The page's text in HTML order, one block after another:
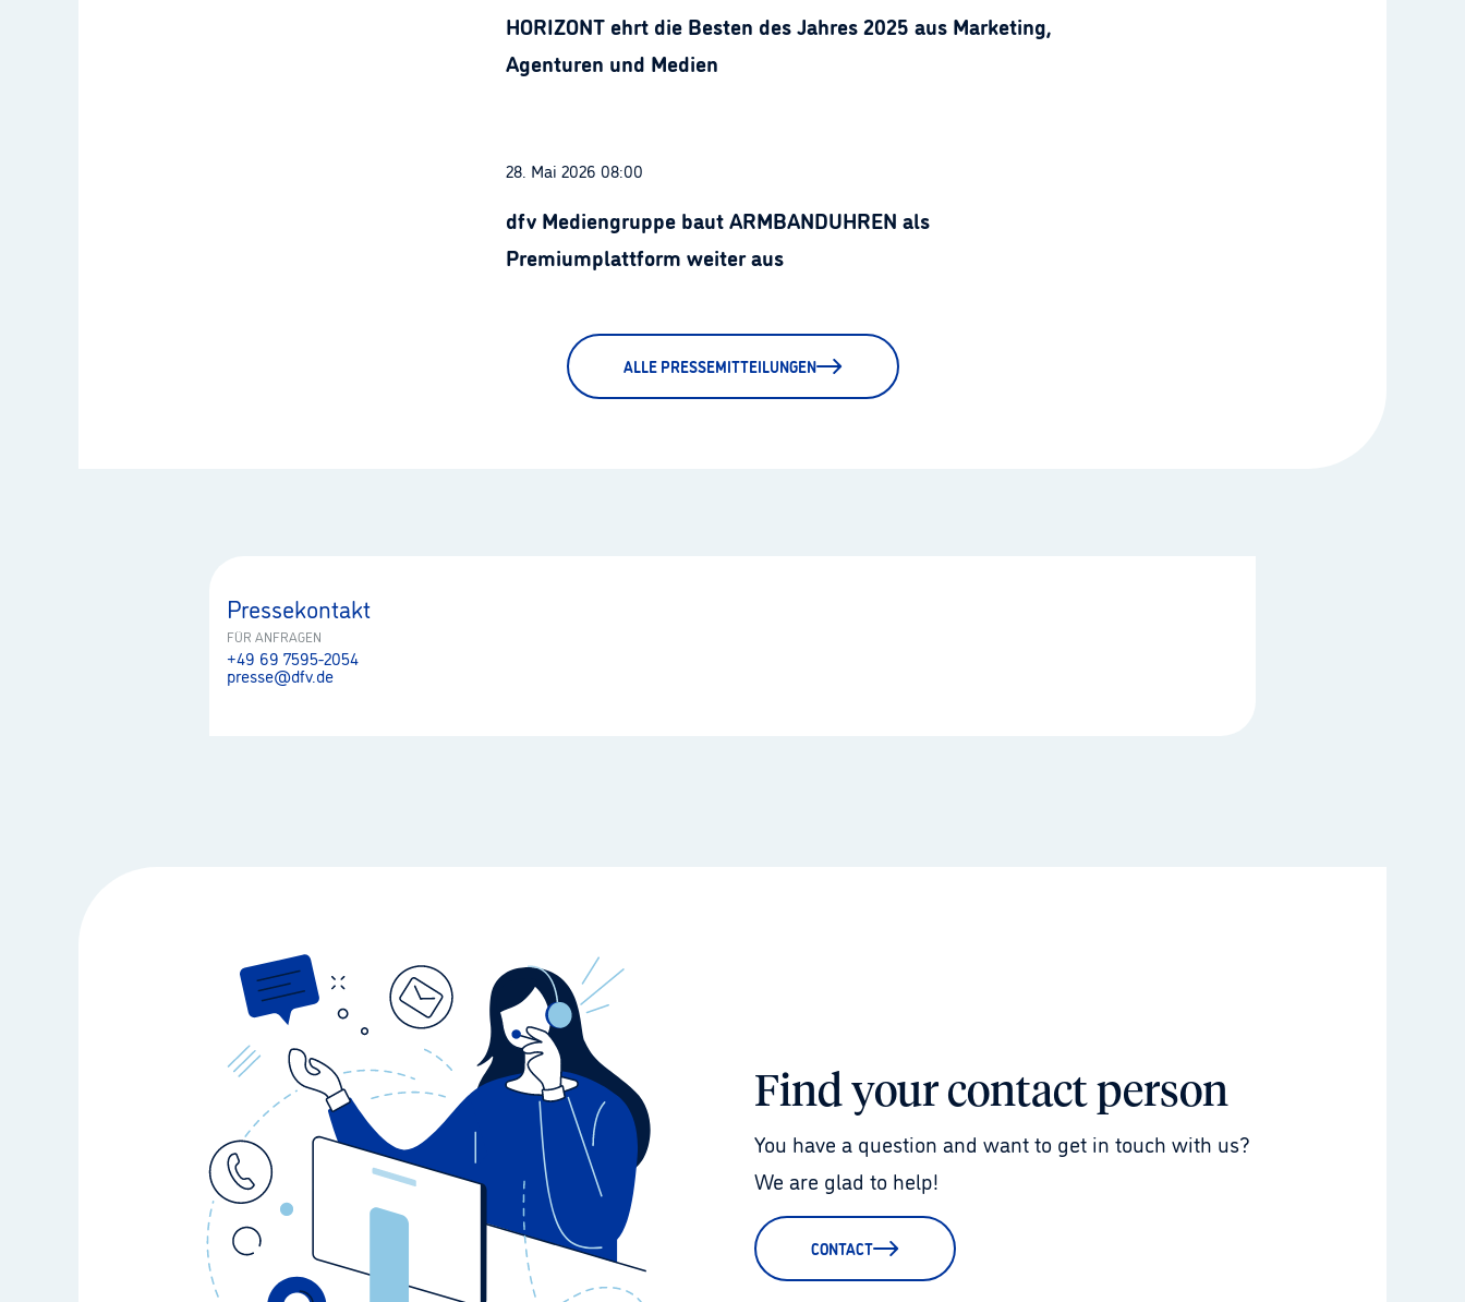
HORIZONT ehrt die Besten des Jahres 2025 aus Marketing,
Agenturen und Medien
28. Mai 2026 08:00
dfv Mediengruppe baut ARMBANDUHREN als
Premiumplattform weiter aus
ALLE PRESSEMITTEILUNGEN
Pressekontakt
FÜR ANFRAGEN
+49 69 7595-2054
presse@dfv.de
Find your contact person
You have a question and want to get in touch with us?
We are glad to help!
CONTACT